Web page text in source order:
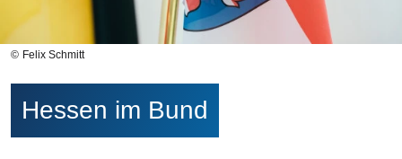
Felix Schmitt
Hessen im Bund